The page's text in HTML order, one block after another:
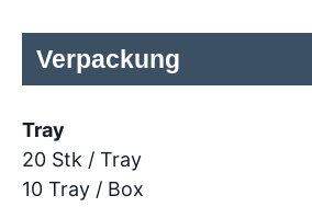
Verpackung
Tray
20 Stk / Tray
10 Tray / Box